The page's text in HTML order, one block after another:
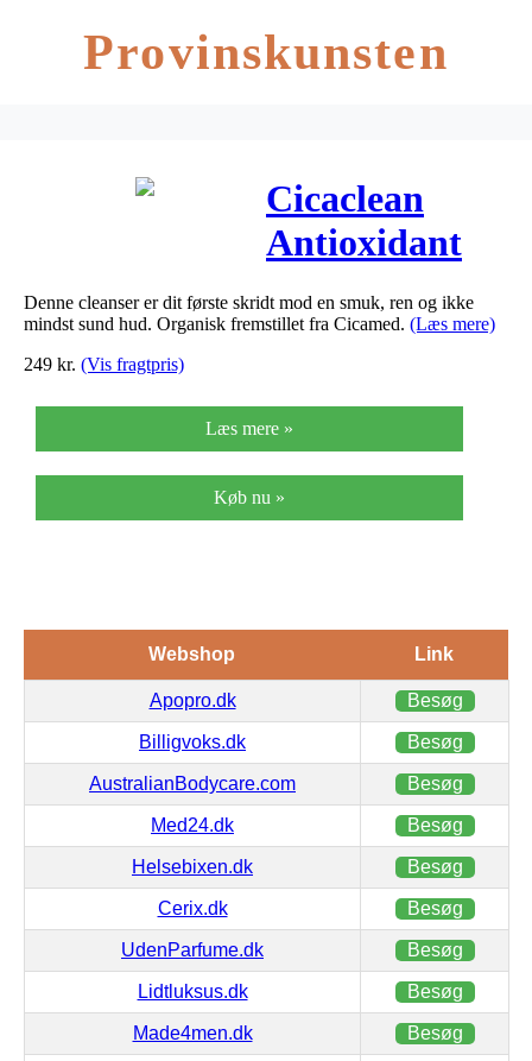
Provinskunsten
Cicaclean
Antioxidant
Cleanser (150
ml)
Denne cleanser er dit første skridt mod en smuk, ren og ikke
mindst sund hud. Organisk fremstillet fra Cicamed. (Læs mere)
249 kr. (Vis fragtpris)
Læs mere »
Køb nu »
Webshop Link
Apopro.dk Besøg
Billigvoks.dk Besøg
AustralianBodycare.com Besøg
Med24.dk Besøg
Helsebixen.dk Besøg
Cerix.dk Besøg
UdenParfume.dk Besøg
Lidtluksus.dk Besøg
Made4men.dk Besøg